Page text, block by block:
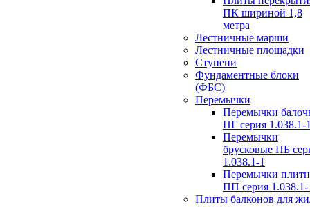
ПК шириной 1,8
метра
Лестничные марши
Лестничные площадки
Ступени
Фундаментные блоки
(ФБС)
Перемычки
Перемычки
ПГ серия 1.038.1-
Перемычки
брусковые ПБ
1.038.1-1
Перемычки
ПП серия 1.038.1-
Плиты балконов для